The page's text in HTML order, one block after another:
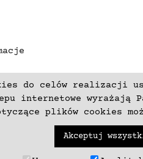
do celów realizacji
internetowe wyrażają
plików cookies
Akceptuj
zastrzeżone. Wykonanieneki.pl